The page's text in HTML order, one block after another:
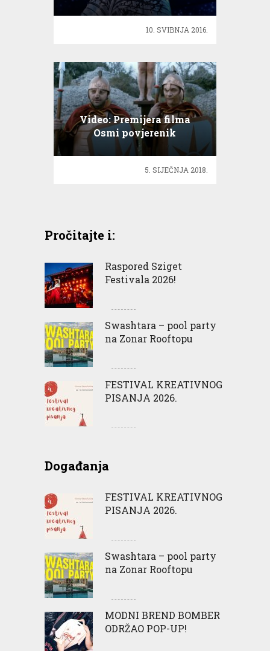
10. SVIBNJA 2016.
Video: Premijera filma
Osmi povjerenik
5. SIJEČNJA 2018.
Pročitajte i:
Raspored Sziget
Festivala 2026!
Swashtara – pool party
na Zonar Rooftopu
FESTIVAL KREATIVNOG
PISANJA 2026.
Događanja
FESTIVAL KREATIVNOG
PISANJA 2026.
Swashtara – pool party
na Zonar Rooftopu
MODNI BREND BOMBER
ODRŽAO POP-UP!